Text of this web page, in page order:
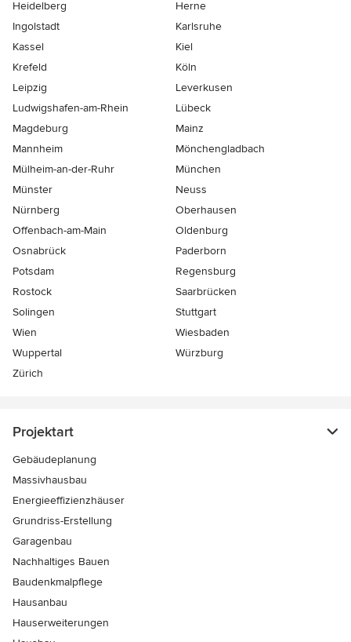
Heidelberg
Herne
Ingolstadt
Karlsruhe
Kassel
Kiel
Krefeld
Köln
Leipzig
Leverkusen
Ludwigshafen-am-Rhein
Lübeck
Magdeburg
Mainz
Mannheim
Mönchen­gladbach
Mülheim-an-der-Ruhr
München
Münster
Neuss
Nürnberg
Oberhausen
Offenbach-am-Main
Oldenburg
Osnabrück
Paderborn
Potsdam
Regensburg
Rostock
Saarbrücken
Solingen
Stuttgart
Wien
Wiesbaden
Wuppertal
Würzburg
Zürich
Projektart
Gebäudeplanung
Massivhausbau
Energieeffizienzhäuser
Grundriss-Erstellung
Garagenbau
Nachhaltiges Bauen
Baudenkmalpflege
Hausanbau
Hauserweiterungen